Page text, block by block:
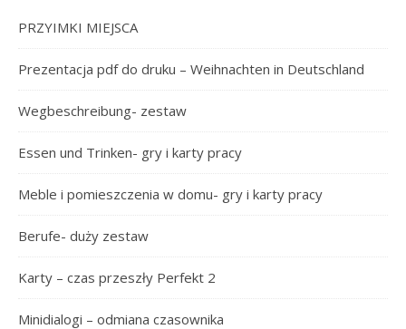
PRZYIMKI MIEJSCA
Prezentacja pdf do druku – Weihnachten in Deutschland
Wegbeschreibung- zestaw
Essen und Trinken- gry i karty pracy
Meble i pomieszczenia w domu- gry i karty pracy
Berufe- duży zestaw
Karty – czas przeszły Perfekt 2
Minidialogi – odmiana czasownika